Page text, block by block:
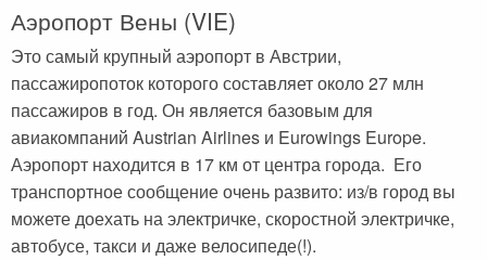
Португалия
Черногория
Хорватия
Прага
Албания
Иордания
Пляжи
Достопримечательности
Аэропорты
Испания
Италия
Кипр
Мадейра
Мальдивы
Мексика
Аэропорт Вены (VIE)
Это самый крупный аэропорт в Австрии,
пассажиропоток которого составляет около 27 млн
пассажиров в год. Он является базовым для
авиакомпаний Austrian Airlines и Eurowings Europe.
Аэропорт находится в 17 км от центра города. Его
транспортное сообщение очень развито: из/в город вы
можете доехать на электричке, скоростной электричке,
автобусе, такси и даже велосипеде(!).